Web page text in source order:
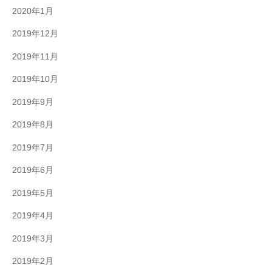
2020年1月
2019年12月
2019年11月
2019年10月
2019年9月
2019年8月
2019年7月
2019年6月
2019年5月
2019年4月
2019年3月
2019年2月